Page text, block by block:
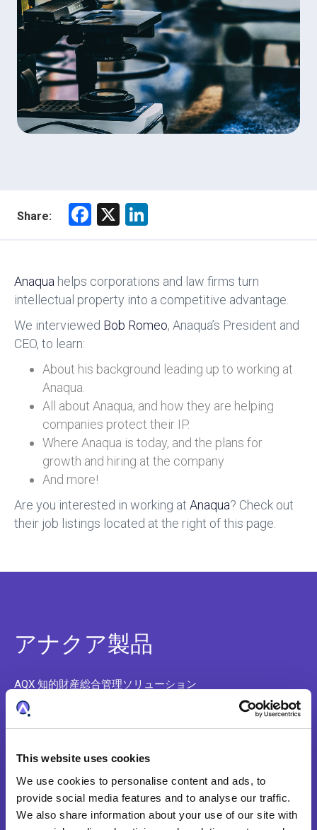
This website uses cookies
We use cookies to personalise content and ads, to
provide social media features and to analyse our traffic.
We also share information about your use of our site with
Share:
F
b
o
ok
X
dI
n
Anaqua helps corporations and law firms turn
intellectual property into a competitive advantage.
We interviewed Bob Romeo, Anaqua’s President and
CEO, to learn:
About his background leading up to working at
Anaqua.
All about Anaqua, and how they are helping
companies protect their IP.
Where Anaqua is today, and the plans for
growth and hiring at the company
And more!
Are you interested in working at Anaqua? Check out
their job listings located at the right of this page.
アナクア製品
AQX 知的財産総合管理ソリューション
AQX 特許事務所ソリューション
知財費用予測